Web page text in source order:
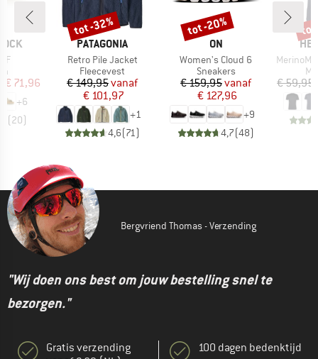
prijs
€ 71,96
+6
(20)
MERK
PATAGONIA
Artikel
Retro Pile Jacket
Productgroep
Fleecevest
Prijs
€ 149,95Verlaagde prijs
vanaf
€ 101,97
+1
4,6(71)
Korting
tot -32%
MERK
ON
Artikel
Women's Cloud 6
Productgroep
Sneakers
Prijs
€ 159,95Verlaagde prijs
vanaf
€ 127,96
+9
4,7(48)
Korting
tot -20%
Artikel
MerinoMix150
€ 59,95
tot
Bergvriend Thomas - Verzending
"Wij doen ons best om jouw bestelling snel te
bezorgen."
Gratis verzending
100 dagen bedenktijd